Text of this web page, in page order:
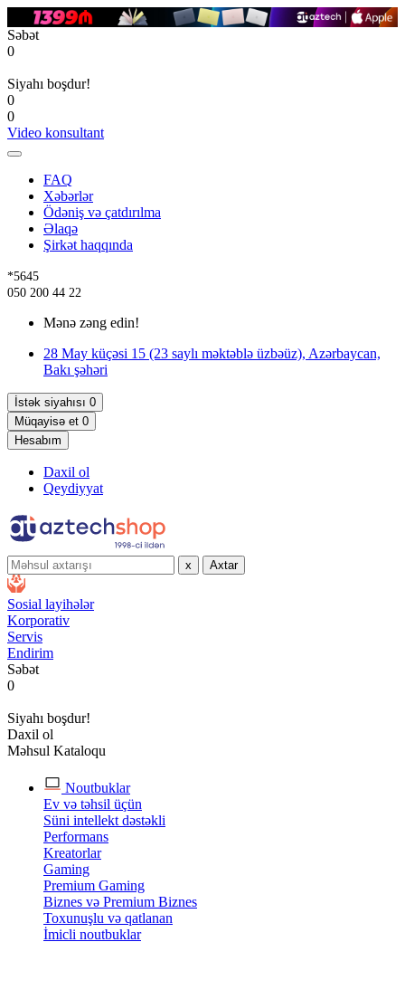
Səbət
0
Siyahı boşdur!
0
0
Video konsultant
FAQ
Xəbərlər
Ödəniş və çatdırılma
Əlaqə
Şirkət haqqında
*5645
050 200 44 22
Mənə zəng edin!
28 May küçəsi 15 (23 saylı məktəblə üzbəüz), Azərbaycan,
Bakı şəhəri
İstək siyahısı 0
Müqayisə et 0
Hesabım
Daxil ol
Qeydiyyat
x Axtar
Sosial layihələr
Korporativ
Servis
Endirim
Səbət
0
Siyahı boşdur!
Daxil ol
Məhsul Kataloqu
Noutbuklar
Ev və təhsil üçün
Süni intellekt dəstəkli
Performans
Kreatorlar
Gaming
Premium Gaming
Biznes və Premium Biznes
Toxunuşlu və qatlanan
İmicli noutbuklar